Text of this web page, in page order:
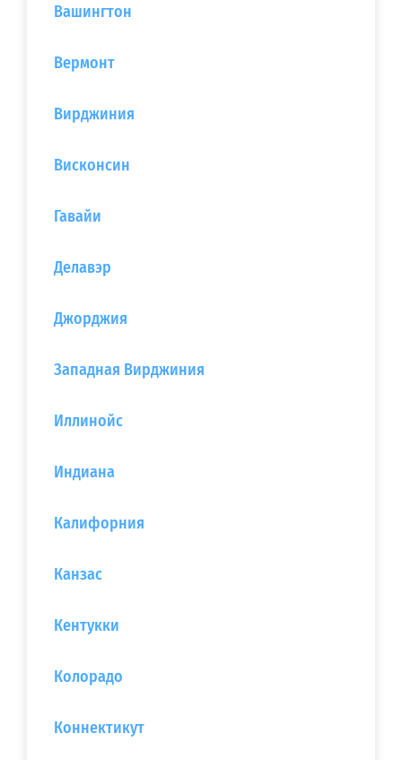
Вашингтон
Вермонт
Вирджиния
Висконсин
Гавайи
Делавэр
Джорджия
Западная Вирджиния
Иллинойс
Индиана
Калифорния
Канзас
Кентукки
Колорадо
Коннектикут